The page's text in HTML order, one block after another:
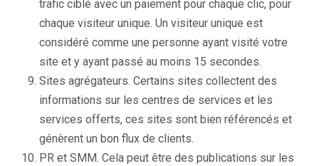
trafic ciblé avec un paiement pour chaque clic, pour
chaque visiteur unique. Un visiteur unique est
considéré comme une personne ayant visité votre
site et y ayant passé au moins 15 secondes.
Sites agrégateurs. Certains sites collectent des
informations sur les centres de services et les
services offerts, ces sites sont bien référencés et
génèrent un bon flux de clients.
PR et SMM. Cela peut être des publications sur les